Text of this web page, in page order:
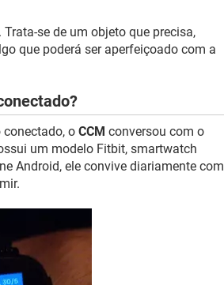
se de um objeto que precisa,
que poderá ser aperfeiçoado com a
conectado, o CCM conversou com o
um modelo Fitbit, smartwatch
Android, ele convive diariamente com